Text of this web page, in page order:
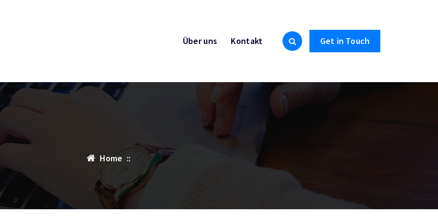
Über uns Kontakt Get in Touch
Home ::